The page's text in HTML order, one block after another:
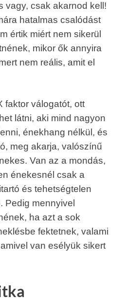
vagy, csak akarnod kell!
hatalmas csalódást
értik miért nem sikerül
mikor ők annyira
nem reális, amit el
faktor válogatót, ott
látni, aki mind nagyon
énekhang nélkül, és
meg akarja, valószínű
Van az a mondás,
énekesnél csak a
és tehetségtelen
Pedig mennyivel
ha azt a sok
fektetnek, valami
van esélyük sikert